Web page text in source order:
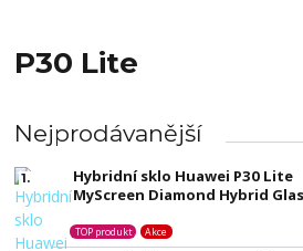
P30 Lite
Nejprodávanější
1.
Hybridní sklo Huawei P30 Lite
MyScreen Diamond Hybrid
TOP produkt Akce